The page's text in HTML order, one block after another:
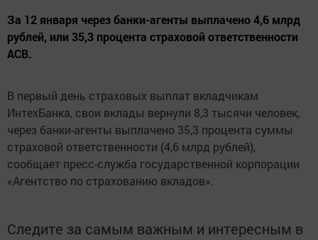
За 12 января через банки-агенты выплачено 4,6 млрд
рублей, или 35,3 процента страховой ответственности
АСВ.
В первый день страховых выплат вкладчикам
ИнтехБанка, свои вклады вернули 8,3 тысячи человек,
через банки-агенты выплачено 35,3 процента суммы
страховой ответственности (4,6 млрд рублей),
сообщает пресс-служба государственной корпорации
«Агентство по страхованию вкладов».
Следите за самым важным и интересным в